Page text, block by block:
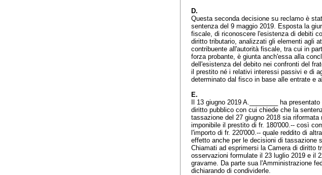
D.
Questa seconda decisione su reclamo è
sentenza del 9 maggio 2019. Esposta la
fiscale, di riconoscere l'esistenza di debiti
diritto tributario, analizzati gli elementi agli
contribuente all'autorità fiscale, tra cui in
forza probante, è giunta anch'essa alla
dell'esistenza del debito nei confronti del
il prestito né i relativi interessi passivi e di
determinato dal fisco in base alle entrate e
E.
Il 13 giugno 2019 A.________ ha
diritto pubblico con cui chiede che la
tassazione del 27 giugno 2018 sia
imponibile il prestito di fr. 180'000.-- così
l'importo di fr. 220'000.-- quale reddito di
effetto anche per le decisioni di tassazione
Chiamati ad esprimersi la Camera di diritto
osservazioni formulate il 23 luglio 2019 e il
gravame. Da parte sua l'Amministrazione
dichiarando di condividerle.